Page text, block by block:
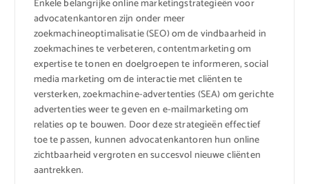
Enkele belangrijke online marketingstrategieën voor
advocatenkantoren zijn onder meer
zoekmachineoptimalisatie (SEO) om de vindbaarheid in
zoekmachines te verbeteren, contentmarketing om
expertise te tonen en doelgroepen te informeren, social
media marketing om de interactie met cliënten te
versterken, zoekmachine-advertenties (SEA) om gerichte
advertenties weer te geven en e-mailmarketing om
relaties op te bouwen. Door deze strategieën effectief
toe te passen, kunnen advocatenkantoren hun online
zichtbaarheid vergroten en succesvol nieuwe cliënten
aantrekken.